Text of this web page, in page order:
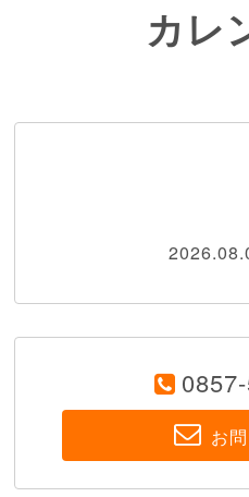
カレ
お